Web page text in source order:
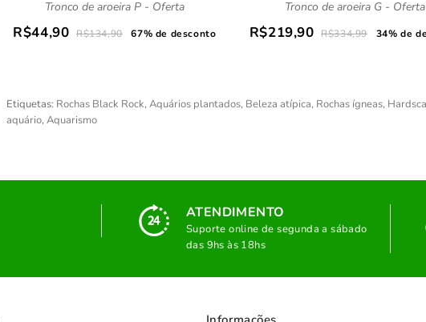
Tronco de aroeira P - Oferta
R$44,90 R$134,90 67% de desconto
Tronco de aroeira G - Oferta
R$219,90 R$334,99 34% de
Etiquetas: Rochas Black Rock, Aquários plantados, Beleza atípica, Rochas ígneas,
aquário, Aquarismo
ATENDIMENTO
Suporte online de segunda a sábado
das 9hs às 18hs